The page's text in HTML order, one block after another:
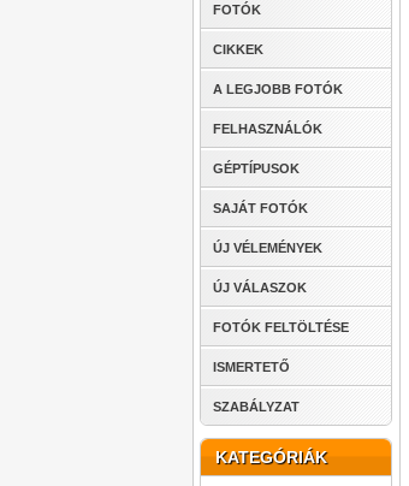
FOTÓK
CIKKEK
A LEGJOBB FOTÓK
FELHASZNÁLÓK
GÉPTÍPUSOK
SAJÁT FOTÓK
ÚJ VÉLEMÉNYEK
ÚJ VÁLASZOK
FOTÓK FELTÖLTÉSE
ISMERTETŐ
SZABÁLYZAT
KATEGÓRIÁK